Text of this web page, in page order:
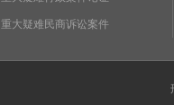
重大疑难民商诉讼案件